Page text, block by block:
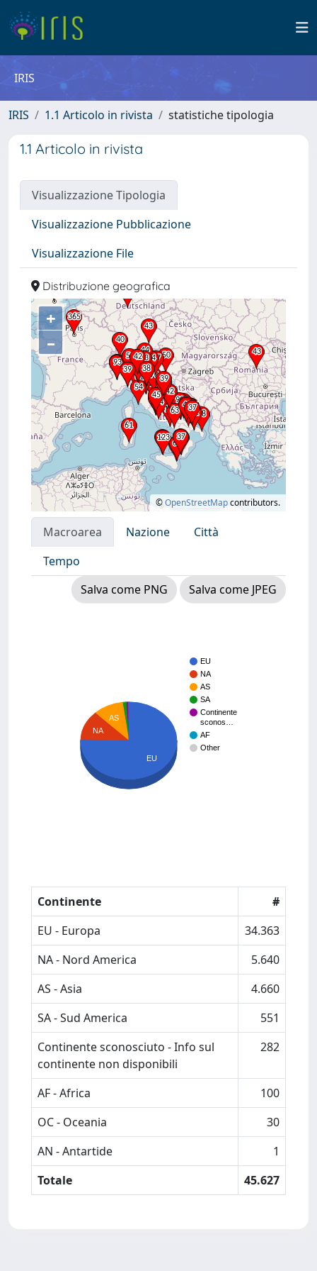
IRIS
IRIS 1.1 Articolo in rivista statistiche tipologia
1.1 Articolo in rivista
Visualizzazione Tipologia
Visualizzazione Pubblicazione
Visualizzazione File
Distribuzione geografica
+
–
©OpenStreetMapcontributors.
Macroarea Nazione
Città
Tempo
Salva come PNG
Salva come JPEG
EU
NA
AS
SA
Continente
sconos…
AF
Other
AS
NA
EU
Continente
#
EU - Europa
34.363
NA - Nord America
5.640
AS - Asia
4.660
SA - Sud America
551
Continente sconosciuto - Info sul
continente non disponibili
282
AF - Africa
100
OC - Oceania
30
AN - Antartide
1
Totale
45.627